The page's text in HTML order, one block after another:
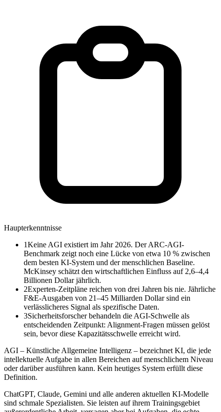
Haupterkenntnisse
1Keine AGI existiert im Jahr 2026. Der ARC-AGI-
Benchmark zeigt noch eine Lücke von etwa 10 % zwischen
dem besten KI-System und der menschlichen Baseline.
McKinsey schätzt den wirtschaftlichen Einfluss auf 2,6–4,4
Billionen Dollar jährlich.
2Experten-Zeitpläne reichen von drei Jahren bis nie. Jährliche
F&E-Ausgaben von 21–45 Milliarden Dollar sind ein
verlässlicheres Signal als spezifische Daten.
3Sicherheitsforscher behandeln die AGI-Schwelle als
entscheidenden Zeitpunkt: Alignment-Fragen müssen gelöst
sein, bevor diese Kapazitätsschwelle erreicht wird.
AGI – Künstliche Allgemeine Intelligenz – bezeichnet KI, die jede
intellektuelle Aufgabe in allen Bereichen auf menschlichem Niveau
oder darüber ausführen kann. Kein heutiges System erfüllt diese
Definition.
ChatGPT, Claude, Gemini und alle anderen aktuellen KI-Modelle
sind schmale Spezialisten. Sie leisten auf ihrem Trainingsgebiet